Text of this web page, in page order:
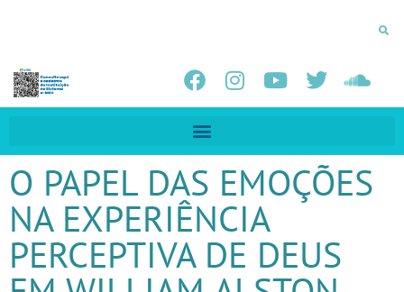
O PAPEL DAS EMOÇÕES
NA EXPERIÊNCIA
PERCEPTIVA DE DEUS